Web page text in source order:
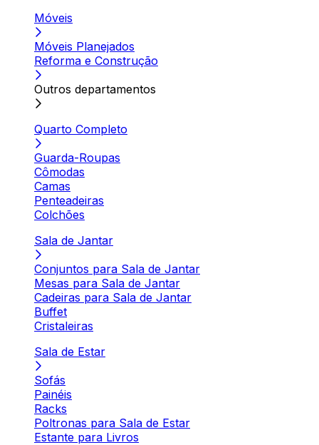
Móveis
Móveis Planejados
Reforma e Construção
Outros departamentos
Quarto Completo
Guarda-Roupas
Cômodas
Camas
Penteadeiras
Colchões
Sala de Jantar
Conjuntos para Sala de Jantar
Mesas para Sala de Jantar
Cadeiras para Sala de Jantar
Buffet
Cristaleiras
Sala de Estar
Sofás
Painéis
Racks
Poltronas para Sala de Estar
Estante para Livros